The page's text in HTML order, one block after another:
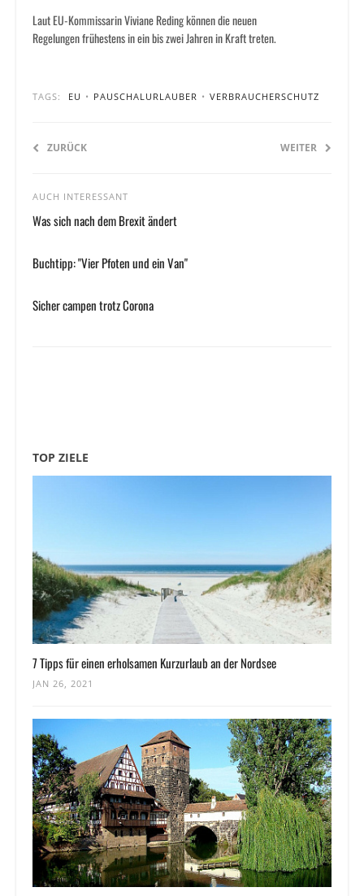
Laut EU-Kommissarin Viviane Reding können die neuen
Regelungen frühestens in ein bis zwei Jahren in Kraft treten.
TAGS: EU • PAUSCHALURLAUBER • VERBRAUCHERSCHUTZ
ZURÜCK WEITER
AUCH INTERESSANT
Was sich nach dem Brexit ändert
Buchtipp: "Vier Pfoten und ein Van"
Sicher campen trotz Corona
TOP ZIELE
7 Tipps für einen erholsamen Kurzurlaub an der Nordsee
JAN 26, 2021